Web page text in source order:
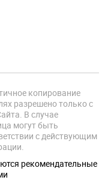
копирование
разрешено только с
В случае
могут быть
с действующим
рекомендательные